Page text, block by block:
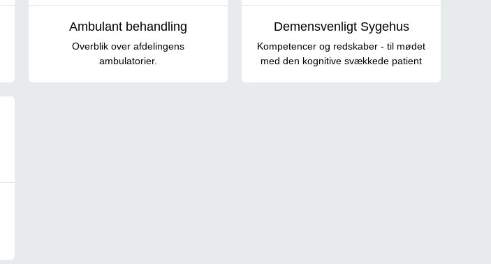
Ambulant behandling
Overblik over afdelingens
ambulatorier.
Demensvenligt Sygehus
Kompetencer og redskaber - til mødet
med den kognitive svækkede patient